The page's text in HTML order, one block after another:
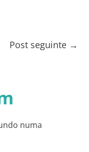
Post seguinte →